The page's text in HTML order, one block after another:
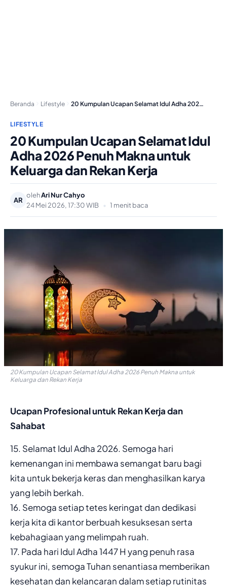
Beranda Lifestyle 20 Kumpulan Ucapan Selamat Idul Adha 2026 Penuh…
LIFESTYLE
20 Kumpulan Ucapan Selamat Idul
Adha 2026 Penuh Makna untuk
Keluarga dan Rekan Kerja
AR
olehAri Nur Cahyo
24 Mei 2026, 17:30 WIB
• 1 menit baca
20 Kumpulan Ucapan Selamat Idul Adha 2026 Penuh Makna untuk
Keluarga dan Rekan Kerja
Ucapan Profesional untuk Rekan Kerja dan
Sahabat
15. Selamat Idul Adha 2026. Semoga hari
kemenangan ini membawa semangat baru bagi
kita untuk bekerja keras dan menghasilkan karya
yang lebih berkah.
16. Semoga setiap tetes keringat dan dedikasi
kerja kita di kantor berbuah kesuksesan serta
kebahagiaan yang melimpah ruah.
17. Pada hari Idul Adha 1447 H yang penuh rasa
syukur ini, semoga Tuhan senantiasa memberikan
kesehatan dan kelancaran dalam setiap rutinitas